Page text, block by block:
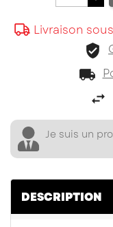
Livraison
Je suis un
DESCRIPTION